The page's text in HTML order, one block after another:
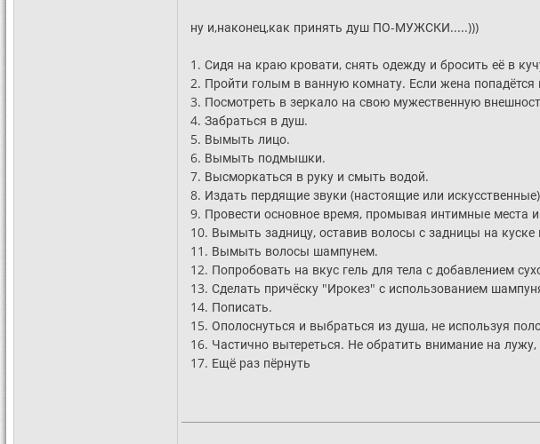
ну и,наконец,как принять душ ПО-МУЖСКИ.....)))
1. Сидя на краю кровати, снять одежду и бросить её в
2. Пройти голым в ванную комнату. Если жена попадётся
3. Посмотреть в зеркало на свою мужественную
4. Забраться в душ.
5. Вымыть лицо.
6. Вымыть подмышки.
7. Высморкаться в руку и смыть водой.
8. Издать пердящие звуки (настоящие или
9. Провести основное время, промывая интимные места и
10. Вымыть задницу, оставив волосы с задницы на
11. Вымыть волосы шампунем.
12. Попробовать на вкус гель для тела с добавлением
13. Сделать причёску "Ирокез" с использованием
14. Пописать.
15. Ополоснуться и выбраться из душа, не используя
16. Частично вытереться. Не обратить внимание на
17. Ещё раз пёрнуть